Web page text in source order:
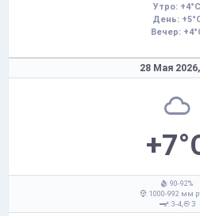
Утро: +4°C
День:
Вечер:
28 Мая 2026,
: 90-92%
: 1000-992 мм
: 3-4,
З